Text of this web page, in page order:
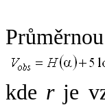
kde rje